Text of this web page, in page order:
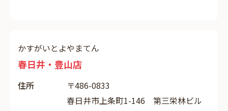
かすがいとよやまてん
春日井・豊山店
住所
〒486-0833
春日井市上条町1-146 第三栄林ビル